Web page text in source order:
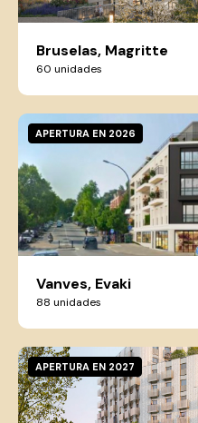
Bruselas, Magritte
60 unidades
Vanves, Evaki
88 unidades
APERTURA EN 2026
APERTURA EN 2027